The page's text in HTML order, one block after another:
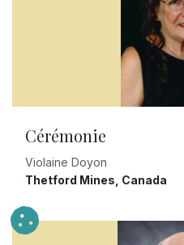
Cérémonie
Violaine Doyon
Thetford Mines Canada